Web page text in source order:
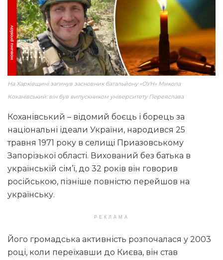
На Харківщині загинув засновник батальйону «ОУН» Микола
Коханівський: він був випускником університету Переяслава
Коханівський – відомий боєць і борець за
національні ідеали України, народився 25
травня 1971 року в селищі Приазовському
Запорізької області. Вихований без батька в
українській сім’ї, до 32 років він говорив
російською, пізніше повністю перейшов на
українську.
РЕКЛАМА
Його громадська активність розпочалася у 2003
році, коли переїхавши до Києва, він став